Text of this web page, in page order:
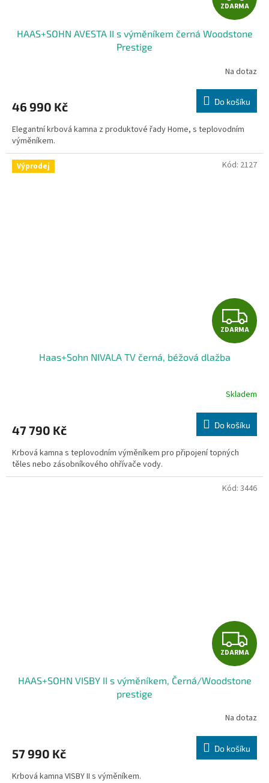
D
A
R
M
A
ZDARMA
HAAS+SOHN AVESTA II s výměníkem černá Woodstone
Prestige
Na dotaz
46 990 Kč Do košíku
Elegantní krbová kamna z produktové řady Home, s teplovodním
výměníkem.
Výprodej
Z
D
R
M
A
ZDARMA
Haas+Sohn NIVALA TV černá, béžová dlažba
Skladem
47 790 Kč Do košíku
Krbová kamna s teplovodním výměníkem pro připojení topných
těles nebo zásobníkového ohřívače vody.
Kód: 2127
Z
D
A
R
M
A
ZDARMA
HAAS+SOHN VISBY II s výměníkem, Černá/Woodstone
prestige
Na dotaz
57 990 Kč Do košíku
Krbová kamna VISBY II s výměníkem.
Kód: 3446